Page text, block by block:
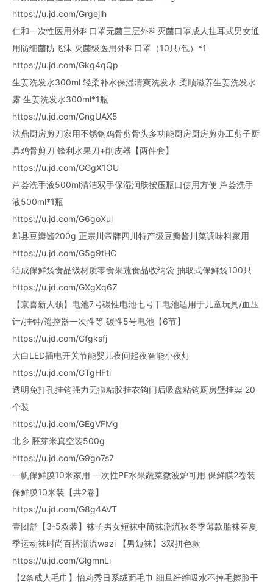
https://u.jd.com/Grgejlh
仁和一次性医用外科口罩无菌三层外科灭菌口罩成人挂耳式男女通
用防细菌防飞沫 灭菌级医用外科口罩（10只/包）*1
https://u.jd.com/Gkg4qQp
生姜洗发水300ml 轻柔补水保湿清爽洗发水 柔顺滋养生姜洗发水
露 生姜洗发水300ml*1瓶
https://u.jd.com/GngUAX5
法鼎厨房剪刀家用不锈钢鸡骨剪骨头多功能厨房厨房剪办工剪子厨
具鸡骨剪刀 锋利水果刀+削皮器【两件套】
https://u.jd.com/GGgX1OU
芦荟洗手液500ml清洁双手保湿润肤按压瓶口使用方便 芦荟洗手
液500ml*1瓶
https://u.jd.com/G6goXul
郫县豆瓣酱200g 正宗川帝牌四川特产级豆瓣酱川菜调味料家用
https://u.jd.com/G5g9tHC
洁成保鲜袋食品级材质零食果蔬食品收纳袋 抽取式保鲜袋100只
https://u.jd.com/GXgXq6Z
【京喜新人领】电池7号碳性电池七号干电池适用于儿童玩具/血压
计/挂钟/遥控器一次性等 碳性5号电池【6节】
https://u.jd.com/Gfgksfj
大白LED插电开关节能婴儿夜间起夜智能小夜灯
https://u.jd.com/GTgHFti
透明免打孔挂钩强力无痕粘胶挂衣钩门后吸盘粘钩厨房壁挂架 20
个装
https://u.jd.com/GEgVFMg
北乡 胚芽米真空装500g
https://u.jd.com/G9go7s7
一帆保鲜膜10米家用 一次性PE水果蔬菜微波炉可用 保鲜膜2卷装
保鲜膜10米装【共2卷】
https://u.jd.com/G8g4AVT
壹团舒【3-5双装】袜子男女短袜中筒袜潮流秋冬季薄款船袜春夏
季运动袜时尚百搭潮流wazi 【男短袜】3双拼色款
https://u.jd.com/GlgmnLi
【2条成人毛巾】怡莉秀日系绒面毛巾 细旦纤维吸水不掉毛擦脸干